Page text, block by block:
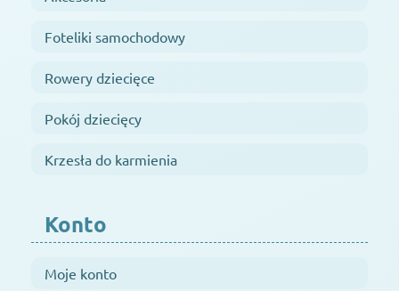
Foteliki samochodowy
Rowery dziecięce
Pokój dziecięcy
Krzesła do karmienia
Konto
Moje konto